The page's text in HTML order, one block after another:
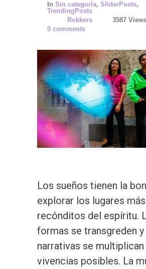
In Sin categoría, SliderPosts,
TrendingPosts
Rokkers
3587
0 comments
Los sueños tienen la
explorar los lugares más
recónditos del espíritu.
formas se transgreden y
narrativas se multiplican
vivencias posibles. La